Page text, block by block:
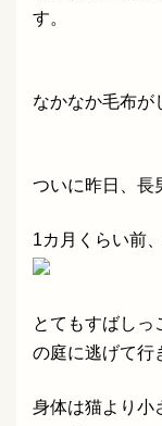
す。
なかなか毛布が
ついに昨日、長
1カ月くらい前
とてもすばしっ
の庭に逃げて行
身体は猫より小